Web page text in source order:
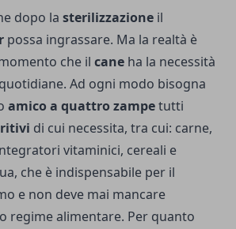
dopo la sterilizzazione il
possa ingrassare. Ma la realtà è
che il cane ha la necessità
Ad ogni modo bisogna
amico a quattro zampetutti
di cui necessita, tra cui: carne,
vitaminici, cereali e
che è indispensabile per il
e non deve mai mancare
regime alimentare. Per quanto